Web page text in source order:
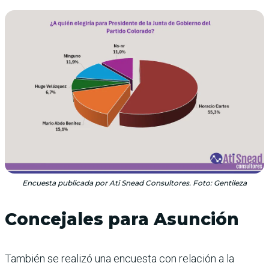
Encuesta publicada por Ati Snead Consultores. Foto: Gentileza
Concejales para Asunción
También se realizó una encuesta con relación a la